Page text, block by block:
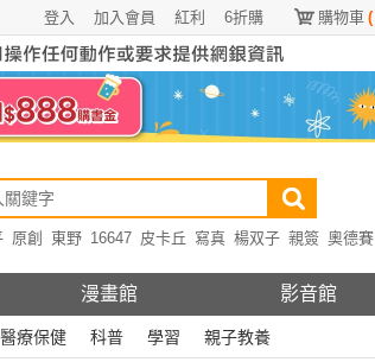
購物車 (
6折購
紅利
加入會員
登入
原創 東野 16647 皮卡丘 寫真 楊双子 親簽 奧德賽
漫畫館 影音館
醫療保健 科普 學習 親子教養